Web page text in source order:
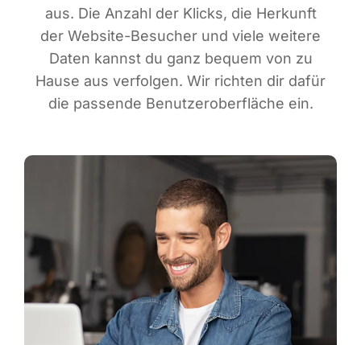
aus. Die Anzahl der Klicks, die Her­kunft
der Web­site-Besu­cher und vie­le wei­te­re
Daten kannst du ganz bequem von zu
Hau­se aus ver­fol­gen. Wir rich­ten dir dafür
die pas­sen­de Benut­zer­ober­flä­che ein.